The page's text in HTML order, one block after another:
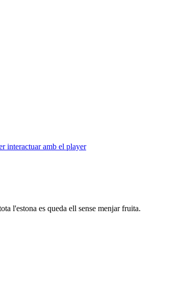
interactuar amb el player
l'estona es queda ell sense menjar fruita.